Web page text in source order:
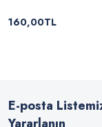
160,00TL
E-posta